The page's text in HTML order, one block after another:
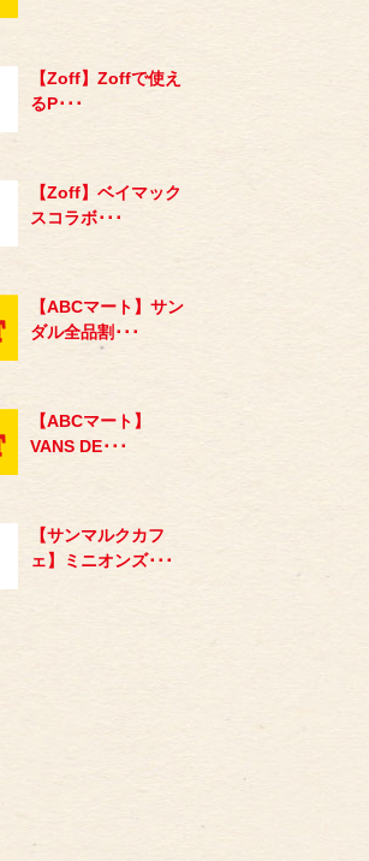
【Zoff】Zoffで使え
るP･･･
【Zoff】ベイマック
スコラボ･･･
【ABCマート】サン
ダル全品割･･･
【ABCマート】
VANS DE･･･
【サンマルクカフ
ェ】ミニオンズ･･･